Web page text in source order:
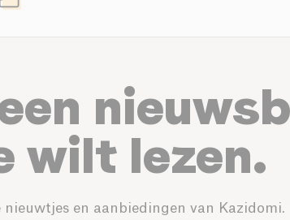
wilt lezen.
en aanbiedingen van Kazidomi.